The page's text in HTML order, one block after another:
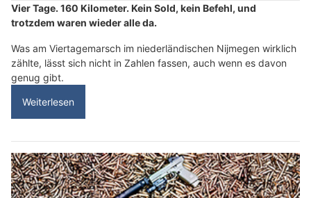
Vier Tage. 160 Kilometer. Kein Sold, kein Befehl, und
trotzdem waren wieder alle da.
Was am Viertagemarsch im niederländischen Nijmegen wirklich
zählte, lässt sich nicht in Zahlen fassen, auch wenn es davon
genug gibt.
Weiterlesen